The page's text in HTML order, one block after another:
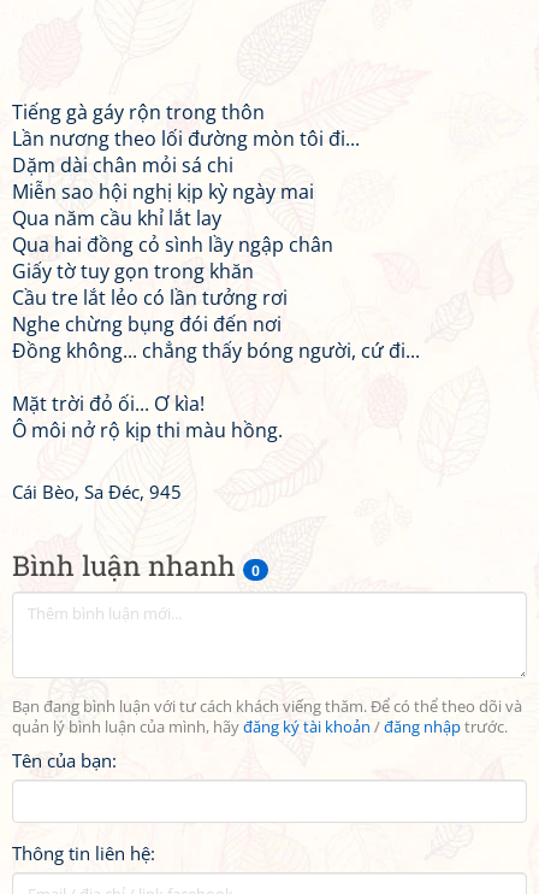
Bình luận nhanh 0
Bạn đang bình luận với tư cách khách viếng thăm. Để có thể theo dõi và
quản lý bình luận của mình, hãyđăng ký tài khoản /đăng nhậptrước.
Tên của bạn:
Thông tin liên hệ:
Tiếng gà gáy rộn trong thôn
Lần nương theo lối đường mòn tôi đi...
Dặm dài chân mỏi sá chi
Miễn sao hội nghị kịp kỳ ngày mai
Qua năm cầu khỉ lắt lay
Qua hai đồng cỏ sình lầy ngập chân
Giấy tờ tuy gọn trong khăn
Cầu tre lắt lẻo có lần tưởng rơi
Nghe chừng bụng đói đến nơi
Đồng không... chẳng thấy bóng người, cứ đi...
Mặt trời đỏ ối... Ơ kìa!
Ô môi nở rộ kịp thi màu hồng.
Cái Bèo, Sa Đéc, 945